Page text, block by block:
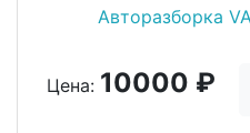
Авторазборка
Цена: 10000 ₽